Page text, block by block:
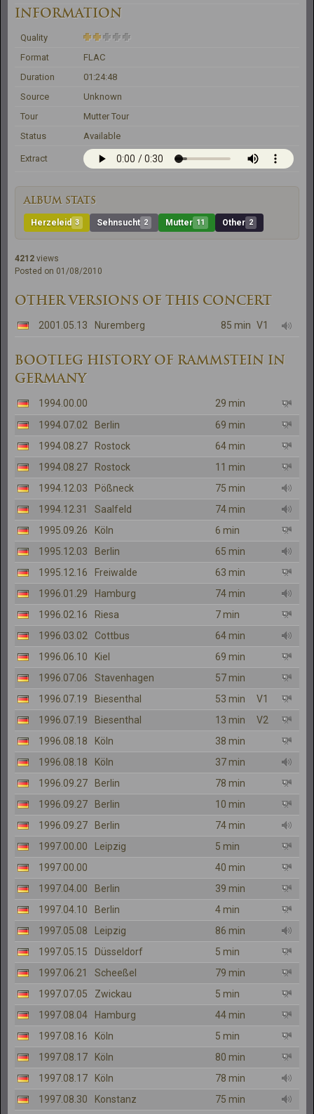
INFORMATION
Quality
Format
FLAC
Duration
01:24:48
Source
Unknown
Tour
Mutter Tour
Status
Available
Extract
ALBUM STATS
Herzeleid 3 Sehnsucht 2 Mutter 11 Other 2
4212 views
Posted on 01/08/2010
OTHER VERSIONS OF THIS CONCERT
2001.05.13 Nuremberg 85 min V1
BOOTLEG HISTORY OF RAMMSTEIN IN
GERMANY
1994.00.00
29 min
1994.07.02
Berlin
69 min
1994.08.27
Rostock
64 min
1994.08.27
Rostock
11 min
1994.12.03
Pößneck
75 min
1994.12.31
Saalfeld
74 min
1995.09.26
Köln
6 min
1995.12.03
Berlin
65 min
1995.12.16
Freiwalde
63 min
1996.01.29
Hamburg
74 min
1996.02.16
Riesa
7 min
1996.03.02
Cottbus
64 min
1996.06.10
Kiel
69 min
1996.07.06
Stavenhagen
57 min
1996.07.19
Biesenthal 53 min
V1
1996.07.19
Biesenthal 13 min
V2
1996.08.18
Köln
38 min
1996.08.18
Köln
37 min
1996.09.27
Berlin
78 min
1996.09.27
Berlin
10 min
1996.09.27
Berlin
74 min
1997.00.00
Leipzig
5 min
1997.00.00
40 min
1997.04.00
Berlin
39 min
1997.04.10
Berlin
4 min
1997.05.08
Leipzig
86 min
1997.05.15
Düsseldorf
5 min
1997.06.21
Scheeßel
79 min
1997.07.05
Zwickau
5 min
1997.08.04
Hamburg
44 min
1997.08.16
Köln
5 min
1997.08.17
Köln
80 min
1997.08.17
Köln
78 min
1997.08.30
Konstanz
75 min